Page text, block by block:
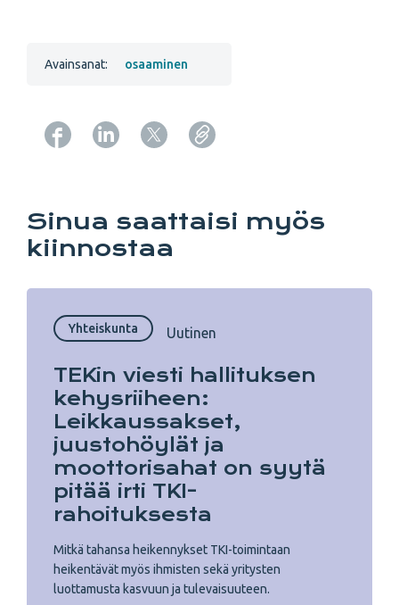
Avainsanat: osaaminen
Sinua saattaisi myös
kiinnostaa
Yhteiskunta Uutinen
TEKin viesti hallituksen
kehysriiheen:
Leikkaussakset,
juustohöylät ja
moottorisahat on syytä
pitää irti TKI-
rahoituksesta
Mitkä tahansa heikennykset TKI-toimintaan
heikentävät myös ihmisten sekä yritysten
luottamusta kasvuun ja tulevaisuuteen.